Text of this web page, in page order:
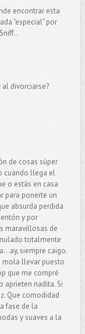
encontrar esta
"especial" por
divorciarse?
de cosas súper
cuando llega el
o estás en casa
para ponerte un
absurda perdida
y por
maravillosas de
totalmente
siempre caigo.
mola llevar puesto
que me compré
aprieten nadita. Si
Que comodidad
fase de la
y suaves a la